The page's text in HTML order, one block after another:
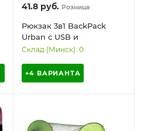
41.8руб. Розница
Рюкзак 3в1 BackPack
Urban с USB и
отделением для ноутбука
Склад (Минск): 0
+4 ВАРИАНТА